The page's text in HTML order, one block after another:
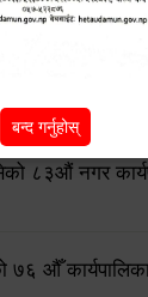
८३औं नगर
औँ
बन्द गर्नुहोस्